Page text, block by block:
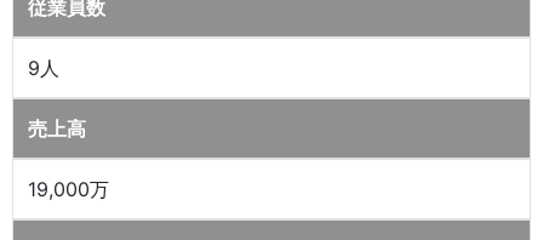
従業員数
9人
売上高
19,000万